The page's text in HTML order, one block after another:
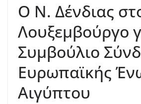
Ο Ν. Δένδιας
Λουξεμβούργο
Συμβούλιο
Ευρωπαϊκής
Αιγύπτου